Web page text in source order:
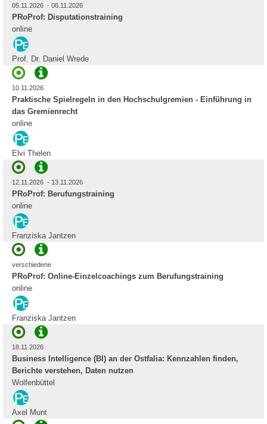
05.11.2026 - 06.11.2026
PRoProf: Disputationstraining
online
Prof. Dr. Daniel Wrede
10.11.2026
Praktische Spielregeln in den Hochschulgremien - Einführung in
das Gremienrecht
online
Elvi Thelen
12.11.2026 - 13.11.2026
PRoProf: Berufungstraining
online
Franziska Jantzen
verschiedene
PRoProf: Online-Einzelcoachings zum Berufungstraining
online
Franziska Jantzen
18.11.2026
Business Intelligence (BI) an der Ostfalia: Kennzahlen finden,
Berichte verstehen, Daten nutzen
Wolfenbüttel
Axel Munt